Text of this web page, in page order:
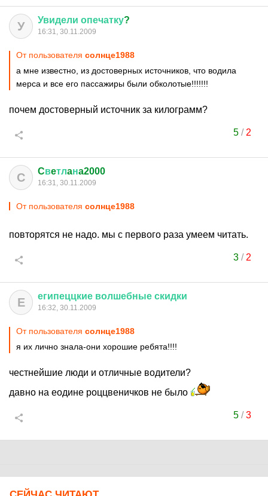
У Увидели опечатку?
16:31, 30.11.2009
От пользователя солнце1988
а мне известно, из достоверных источников, что водила
мерса и все его пассажиры были обколотые!!!!!!!
почем достоверный источник за килограмм?
5/ 2
C Cвeтлaнa2000
16:31, 30.11.2009
От пользователя солнце1988
повторятся не надо. мы с первого раза умеем читать.
3/ 2
Е египеццкие волшебные скидки
16:32, 30.11.2009
От пользователя солнце1988
я их лично знала-они хорошие ребята!!!!
честнейшие люди и отличные водители?
давно на еодине роццвеничков не было
5/3